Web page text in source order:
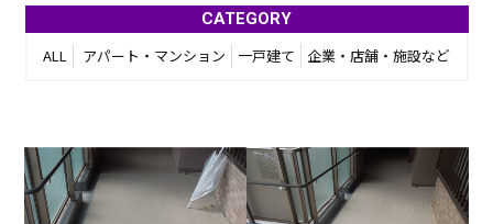
CATEGORY
ALL アパート・マンション 一戸建て 企業・店舗・施設など